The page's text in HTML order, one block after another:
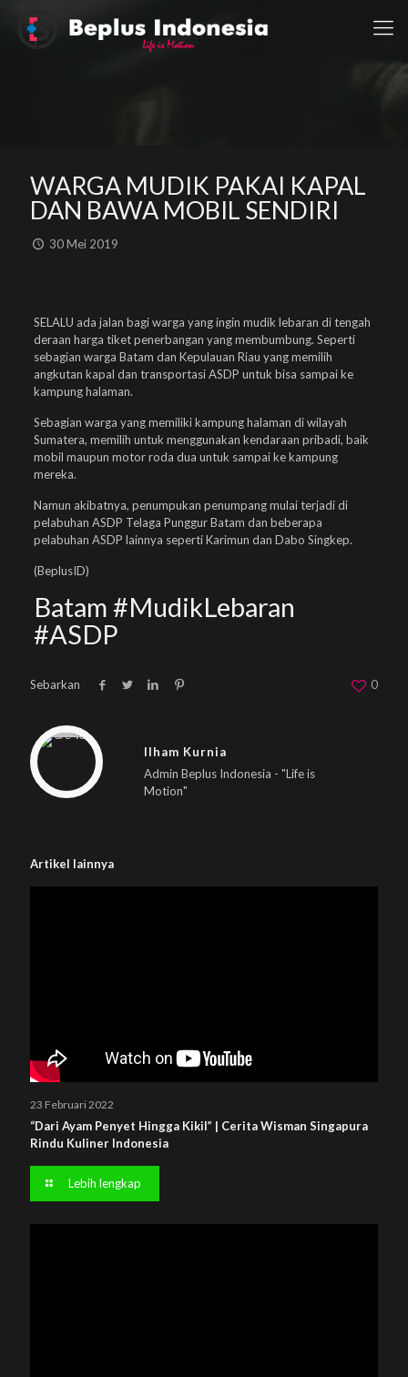
WARGA MUDIK PAKAI KAPAL
DAN BAWA MOBIL SENDIRI
30 Mei 2019
SELALU ada jalan bagi warga yang ingin mudik lebaran di tengah
deraan harga tiket penerbangan yang membumbung. Seperti
sebagian warga Batam dan Kepulauan Riau yang memilih
angkutan kapal dan transportasi ASDP untuk bisa sampai ke
kampung halaman.
Sebagian warga yang memiliki kampung halaman di wilayah
Sumatera, memilih untuk menggunakan kendaraan pribadi, baik
mobil maupun motor roda dua untuk sampai ke kampung
mereka.
Namun akibatnya, penumpukan penumpang mulai terjadi di
pelabuhan ASDP Telaga Punggur Batam dan beberapa
pelabuhan ASDP lainnya seperti Karimun dan Dabo Singkep.
(BeplusID)
Batam #MudikLebaran
#ASDP
Sebarkan 0
Warning
: Trying to access array offset on null in
/home/u833233641/domains/beplus.id/public_html/wp-content/themes/betheme/includes/content-single.php
on line
286
Ilham Kurnia
Admin Beplus Indonesia - "Life is
Motion"
Artikel lainnya
23 Februari 2022
“Dari Ayam Penyet Hingga Kikil” | Cerita Wisman Singapura
Rindu Kuliner Indonesia
Lebih lengkap